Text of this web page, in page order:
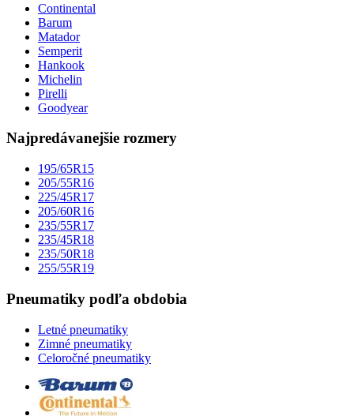
Continental
Barum
Matador
Semperit
Hankook
Michelin
Pirelli
Goodyear
Najpredávanejšie rozmery
195/65R15
205/55R16
225/45R17
205/60R16
235/55R17
235/45R18
235/50R18
255/55R19
Pneumatiky podľa obdobia
Letné pneumatiky
Zimné pneumatiky
Celoročné pneumatiky